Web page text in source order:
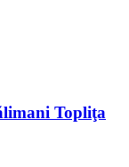
Topliţa